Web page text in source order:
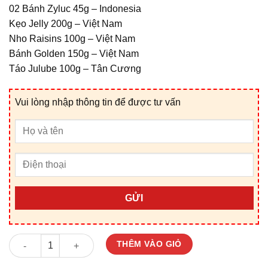
02 Bánh Zyluc 45g – Indonesia
Kẹo Jelly 200g – Việt Nam
Nho Raisins 100g – Việt Nam
Bánh Golden 150g – Việt Nam
Táo Julube 100g – Tân Cương
Vui lòng nhập thông tin để được tư vấn
GỬI
Giỏ Quà Tết V25124D số lượngTHÊM VÀO GIỎ